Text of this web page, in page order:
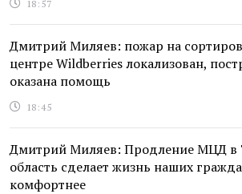
18:57
Дмитрий Миляев: пожар на
центре Wildberries локализован,
оказана помощь
18:45
Дмитрий Миляев: Продление МЦД в
область сделает жизнь наших
комфортнее